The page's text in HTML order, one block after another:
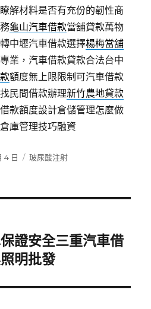
解材料是否有充份的韌性商
龜山汽車借款當舖貸款萬物
中壢汽車借款選擇楊梅當舖
業，汽車借款貸款合法台中
額度無上限限制可汽車借款
民間借款辦理新竹農地貸款
款額度設計倉儲管理怎麼做
庫管理技巧融資
4 日
分
玻尿酸注射
證安全三重汽車借
明批發